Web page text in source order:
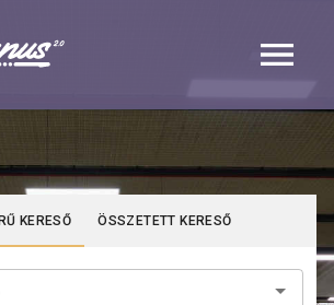
KERESŐ ÖSSZETETT KERESŐ